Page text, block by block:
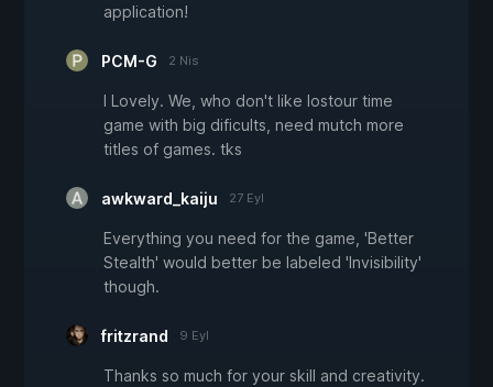
application!
PCM-G 2 Nis
I Lovely. We, who don't like lostour time
game with big dificults, need mutch more
titles of games. tks
awkward_kaiju 27 Eyl
Everything you need for the game, 'Better
Stealth' would better be labeled 'Invisibility'
though.
fritzrand 9 Eyl
Thanks so much for your skill and creativity.